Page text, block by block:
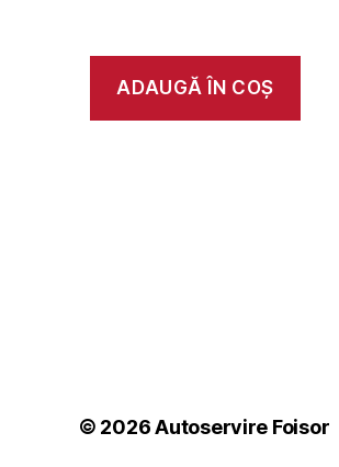
ADAUGĂ ÎN COȘ
© 2026Autoservire Foisor